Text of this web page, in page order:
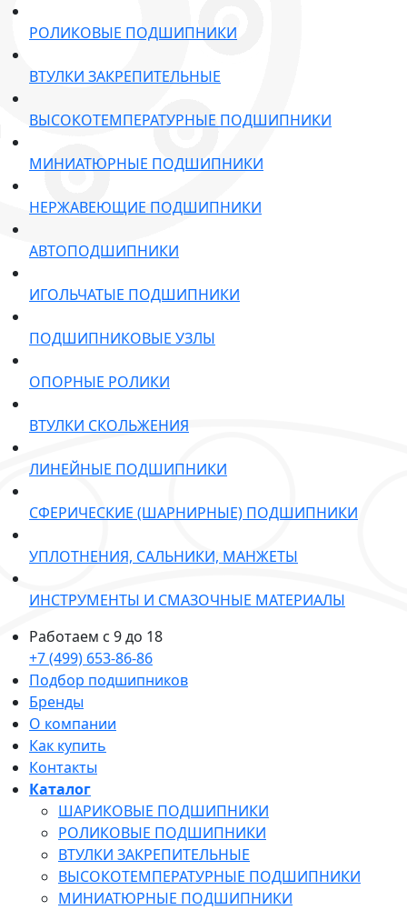
РОЛИКОВЫЕ ПОДШИПНИКИ
ВТУЛКИ ЗАКРЕПИТЕЛЬНЫЕ
ВЫСОКОТЕМПЕРАТУРНЫЕ ПОДШИПНИКИ
МИНИАТЮРНЫЕ ПОДШИПНИКИ
НЕРЖАВЕЮЩИЕ ПОДШИПНИКИ
АВТОПОДШИПНИКИ
ИГОЛЬЧАТЫЕ ПОДШИПНИКИ
ПОДШИПНИКОВЫЕ УЗЛЫ
ОПОРНЫЕ РОЛИКИ
ВТУЛКИ СКОЛЬЖЕНИЯ
ЛИНЕЙНЫЕ ПОДШИПНИКИ
СФЕРИЧЕСКИЕ (ШАРНИРНЫЕ) ПОДШИПНИКИ
УПЛОТНЕНИЯ, САЛЬНИКИ, МАНЖЕТЫ
ИНСТРУМЕНТЫ И СМАЗОЧНЫЕ МАТЕРИАЛЫ
Работаем с 9 до 18
+7 (499) 653-86-86
Подбор подшипников
Бренды
О компании
Как купить
Контакты
Каталог
ШАРИКОВЫЕ ПОДШИПНИКИ
РОЛИКОВЫЕ ПОДШИПНИКИ
ВТУЛКИ ЗАКРЕПИТЕЛЬНЫЕ
ВЫСОКОТЕМПЕРАТУРНЫЕ ПОДШИПНИКИ
МИНИАТЮРНЫЕ ПОДШИПНИКИ